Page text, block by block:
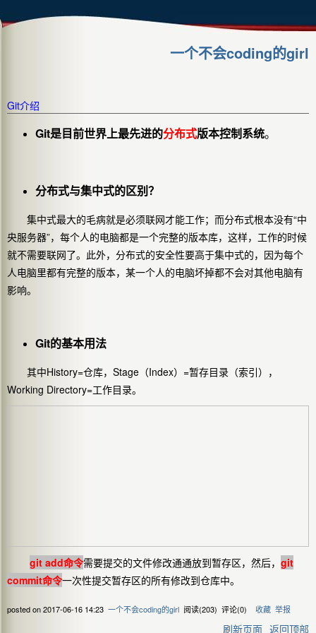
一个不会coding的girl
Git介绍
Git是目前世界上最先进的分布式版本控制系统。
分布式与集中式的区别？
集中式最大的毛病就是必须联网才能工作；而分布式根本没有“中
央服务器”，每个人的电脑都是一个完整的版本库，这样，工作的时候
就不需要联网了。此外，分布式的安全性要高于集中式的，因为每个
人电脑里都有完整的版本，某一个人的电脑坏掉都不会对其他电脑有
影响。
Git的基本用法
其中History=仓库，Stage（Index）=暂存目录（索引），
Working Directory=工作目录。
git add命令需要提交的文件修改通通放到暂存区，然后， git
commit命令一次性提交暂存区的所有修改到仓库中。
posted on2017-06-16 14:23 一个不会coding的girl 阅读(203) 评论(0) 收藏 举报
刷新页面 返回顶部